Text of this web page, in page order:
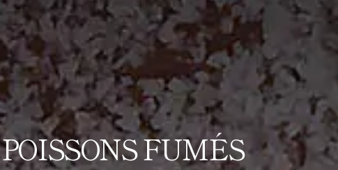
POISSONS FUMÉS